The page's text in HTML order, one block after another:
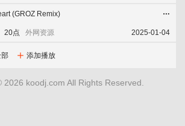
立即下载
(GROZ Remix)
20点 外网资源 2025-01-04
立即下载
添加播放
2026 koodj.com All Rights Reserved.